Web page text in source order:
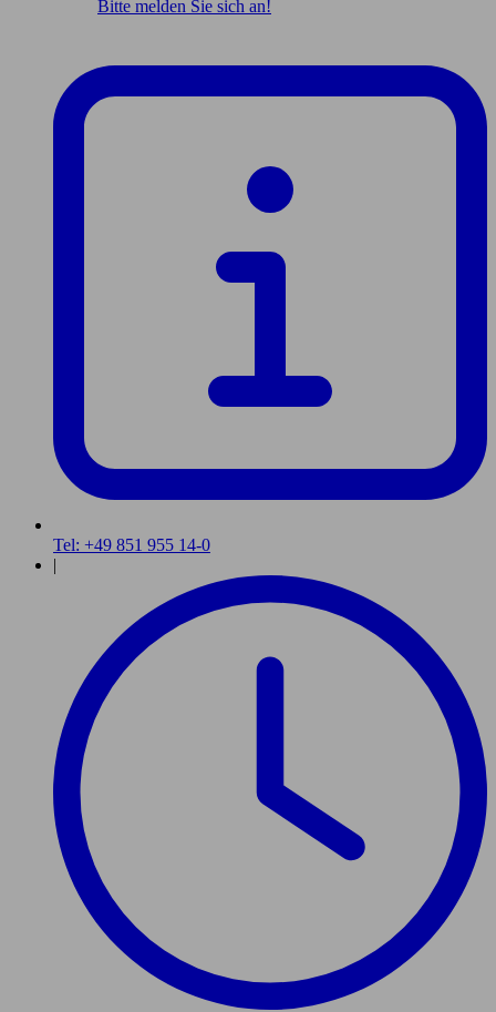
Bitte melden Sie sich an!
Tel: +49 851 955 14-0
|